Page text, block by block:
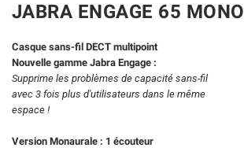
JABRA ENGAGE 65 MONO
Casque sans-fil DECT multipoint
Nouvelle gamme Jabra Engage :
Supprime les problèmes de capacité sans-fil
avec 3 fois plus d'utilisateurs dans le même
espace !
Version Monaurale : 1 écouteur